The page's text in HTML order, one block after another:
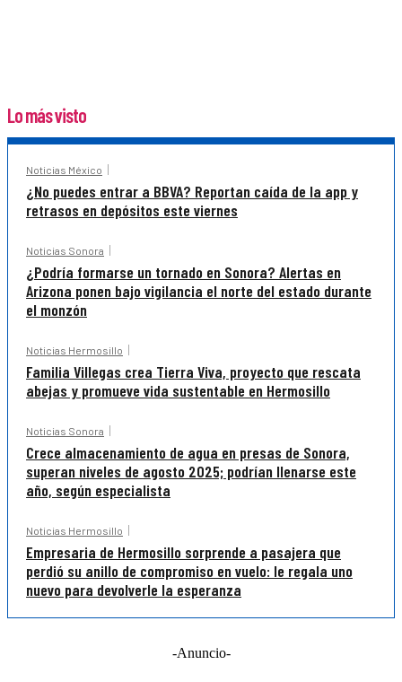
Lo más visto
Noticias México
¿No puedes entrar a BBVA? Reportan caída de la app y
retrasos en depósitos este viernes
Noticias Sonora
¿Podría formarse un tornado en Sonora? Alertas en
Arizona ponen bajo vigilancia el norte del estado durante
el monzón
Noticias Hermosillo
Familia Villegas crea Tierra Viva, proyecto que rescata
abejas y promueve vida sustentable en Hermosillo
Noticias Sonora
Crece almacenamiento de agua en presas de Sonora,
superan niveles de agosto 2025; podrían llenarse este
año, según especialista
Noticias Hermosillo
Empresaria de Hermosillo sorprende a pasajera que
perdió su anillo de compromiso en vuelo: le regala uno
nuevo para devolverle la esperanza
-Anuncio-